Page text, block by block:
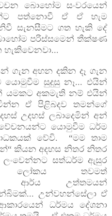
බොහෝම සංවරයෙන්
පත්නොවී ඒ ඒ හැම
සැනසීමට ගත හැකි දේ
පරිස්සමෙන් තීක්ෂණ
ගැන අහන දකින දෑ ගැන
සුදුසු නෑ... එයින්
යමකට අකමැති නම් එයින්
ඒ පිළිබදව තමන්ගේ
උදහස් ලබාදෙමින් අන්
යොමුවීම ධර්ම
වේවි. “මම තාම
කියන අදහස නිතර නිතර
සත්ධර්ම ඇසුර
තවමත්
ආර්ය උත්තමයන්
උන්වහන්සේලා ඒ
ධර්මය දේශනා